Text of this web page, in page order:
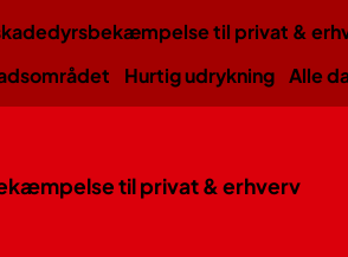
til privat &
Hurtig udrykning Alle
til privat & erhverv